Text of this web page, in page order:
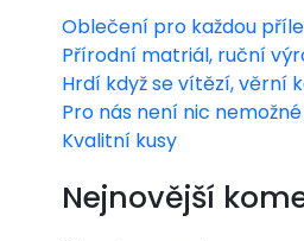
Oblečení pro každou
Přírodní matriál, ruční
Hrdí když se vítězí, věrní
Pro nás není nic nemožné
Kvalitní kusy
Nejnovější